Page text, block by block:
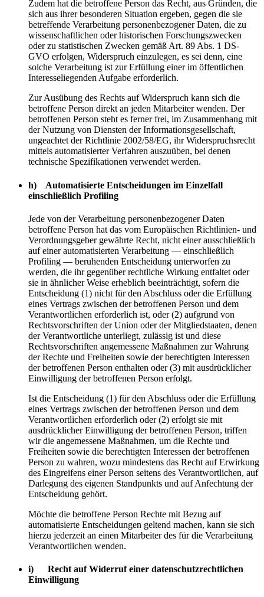
Zudem hat die betroffene Person das Recht, aus Gründen, die
sich aus ihrer besonderen Situation ergeben, gegen die sie
betreffende Verarbeitung personenbezogener Daten, die zu
wissenschaftlichen oder historischen Forschungszwecken
oder zu statistischen Zwecken gemäß Art. 89 Abs. 1 DS-
GVO erfolgen, Widerspruch einzulegen, es sei denn, eine
solche Verarbeitung ist zur Erfüllung einer im öffentlichen
Interesseliegenden Aufgabe erforderlich.
Zur Ausübung des Rechts auf Widerspruch kann sich die
betroffene Person direkt an jeden Mitarbeiter wenden. Der
betroffenen Person steht es ferner frei, im Zusammenhang mit
der Nutzung von Diensten der Informationsgesellschaft,
ungeachtet der Richtlinie 2002/58/EG, ihr Widerspruchsrecht
mittels automatisierter Verfahren auszuüben, bei denen
technische Spezifikationen verwendet werden.
h) Automatisierte Entscheidungen im Einzelfall
einschließlich Profiling
Jede von der Verarbeitung personenbezogener Daten
betroffene Person hat das vom Europäischen Richtlinien- und
Verordnungsgeber gewährte Recht, nicht einer ausschließlich
auf einer automatisierten Verarbeitung — einschließlich
Profiling — beruhenden Entscheidung unterworfen zu
werden, die ihr gegenüber rechtliche Wirkung entfaltet oder
sie in ähnlicher Weise erheblich beeinträchtigt, sofern die
Entscheidung (1) nicht für den Abschluss oder die Erfüllung
eines Vertrags zwischen der betroffenen Person und dem
Verantwortlichen erforderlich ist, oder (2) aufgrund von
Rechtsvorschriften der Union oder der Mitgliedstaaten, denen
der Verantwortliche unterliegt, zulässig ist und diese
Rechtsvorschriften angemessene Maßnahmen zur Wahrung
der Rechte und Freiheiten sowie der berechtigten Interessen
der betroffenen Person enthalten oder (3) mit ausdrücklicher
Einwilligung der betroffenen Person erfolgt.
Ist die Entscheidung (1) für den Abschluss oder die Erfüllung
eines Vertrags zwischen der betroffenen Person und dem
Verantwortlichen erforderlich oder (2) erfolgt sie mit
ausdrücklicher Einwilligung der betroffenen Person, triffen
wir die angemessene Maßnahmen, um die Rechte und
Freiheiten sowie die berechtigten Interessen der betroffenen
Person zu wahren, wozu mindestens das Recht auf Erwirkung
des Eingreifens einer Person seitens des Verantwortlichen, auf
Darlegung des eigenen Standpunkts und auf Anfechtung der
Entscheidung gehört.
Möchte die betroffene Person Rechte mit Bezug auf
automatisierte Entscheidungen geltend machen, kann sie sich
hierzu jederzeit an einen Mitarbeiter des für die Verarbeitung
Verantwortlichen wenden.
i) Recht auf Widerruf einer datenschutzrechtlichen
Einwilligung